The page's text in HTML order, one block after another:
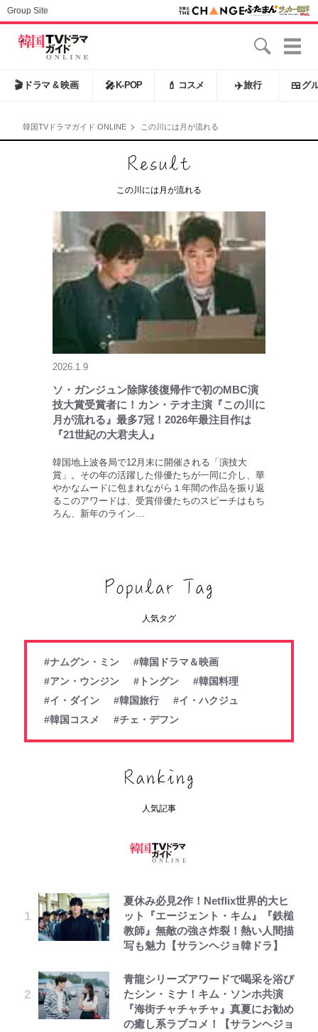
Group Site
🎬 ドラマ & 映画 🎤 K-POP 💄 コスメ ✈️旅行 🍱 グ
韓国TVドラマガイド ONLINE この川には月が流れる
この川には月が流れる
2026.1.9
ソ・ガンジュン除隊後復帰作で初のMBC演
技大賞受賞者に！カン・テオ主演『この川に
月が流れる』最多7冠！2026年最注目作は
『21世紀の大君夫人』
韓国地上波各局で12月末に開催される「演技大
賞」。その年の活躍した俳優たちが一同に介し、華
やかなムードに包まれながら１年間の作品を振り返
るこのアワードは、受賞俳優たちのスピーチはもち
ろん、新年のライン…
人気タグ
#ナムグン・ミン
#韓国ドラマ＆映画
#アン・ウンジン
#トングン
#韓国料理
#イ・ダイン
#韓国旅行
#イ・ハクジュ
#韓国コスメ
#チェ・デフン
人気記事
夏休み必見2作！Netflix世界的大ヒ
ット『エージェント・キム』『鉄槌
教師』無敵の強さ炸裂！熱い人間描
写も魅力【サランヘジョ韓ドラ】
青龍シリーズアワードで喝采を浴び
たシン・ミナ！キム・ソンホ共演
『海街チャチャチャ』真夏にお勧め
の癒し系ラブコメ！【サランヘジョ